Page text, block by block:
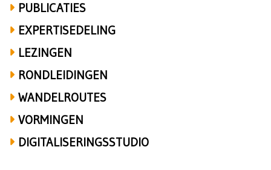
PUBLICATIES
EXPERTISEDELING
LEZINGEN
RONDLEIDINGEN
WANDELROUTES
VORMINGEN
DIGITALISERINGSSTUDIO